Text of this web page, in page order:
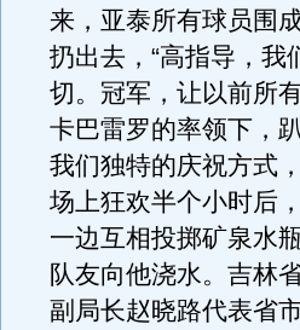
来，亚泰所有球员围
扔出去，“高指导，我
切。冠军，让以前所
卡巴雷罗的率领下，
我们独特的庆祝方式
场上狂欢半个小时后
一边互相投掷矿泉水
队友向他浇水。吉林
副局长赵晓路代表省